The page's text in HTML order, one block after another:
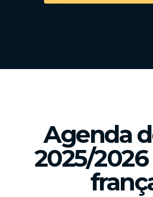
Agenda
2025/